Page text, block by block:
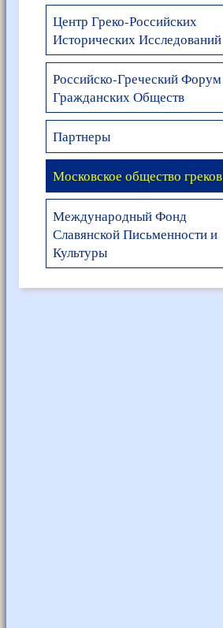
Центр Греко-Российских
Исторических Исследований
Российско-Греческий Форум
Гражданских Обществ
Партнеры
Московское общество греков
Международный Фонд
Славянской Письменности и
Культуры